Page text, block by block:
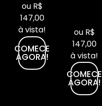
ou R$
147,00
à vista!
COMECE
AGORA!
ou R$
147,00
à vista!
COMECE
AGORA!